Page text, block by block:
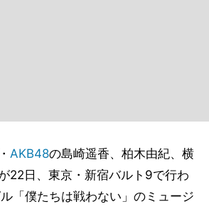
AKB48の島崎遥香、柏木由紀、横
22日、東京・新宿バルト9で行わ
「僕たちは戦わない」のミュージ